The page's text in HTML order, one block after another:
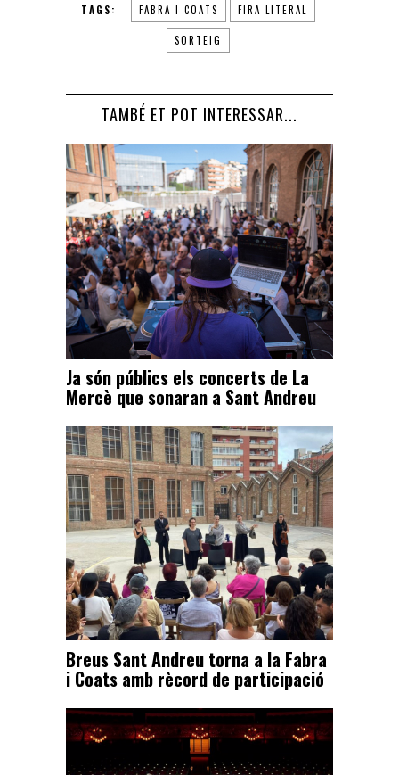
TAGS: FABRA I COATS FIRA LITERAL
SORTEIG
TAMBÉ ET POT INTERESSAR...
Ja són públics els concerts de La
Mercè que sonaran a Sant Andreu
Breus Sant Andreu torna a la Fabra
i Coats amb rècord de participació